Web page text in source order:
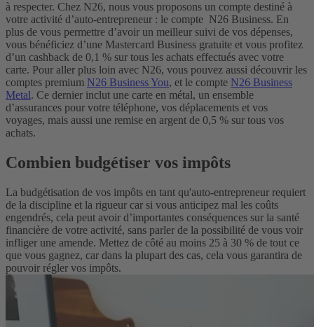
à respecter. Chez N26, nous vous proposons un compte destiné à
votre activité d’auto-entrepreneur : le compte N26 Business. En
plus de vous permettre d’avoir un meilleur suivi de vos dépenses,
vous bénéficiez d’une Mastercard Business gratuite et vous profitez
d’un cashback de 0,1 % sur tous les achats effectués avec votre
carte. Pour aller plus loin avec N26, vous pouvez aussi découvrir les
comptes premium N26 Business You, et le compte N26 Business
Metal. Ce dernier inclut une carte en métal, un ensemble
d’assurances pour votre téléphone, vos déplacements et vos
voyages, mais aussi une remise en argent de 0,5 % sur tous vos
achats.
Combien budgétiser vos impôts
La budgétisation de vos impôts en tant qu'auto-entrepreneur requiert
de la discipline et la rigueur car si vous anticipez mal les coûts
engendrés, cela peut avoir d’importantes conséquences sur la santé
financière de votre activité, sans parler de la possibilité de vous voir
infliger une amende. Mettez de côté au moins 25 à 30 % de tout ce
que vous gagnez, car dans la plupart des cas, cela vous garantira de
pouvoir régler vos impôts.